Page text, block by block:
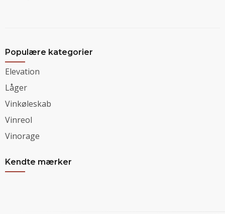
Populære kategorier
Elevation
Låger
Vinkøleskab
Vinreol
Vinorage
Kendte mærker